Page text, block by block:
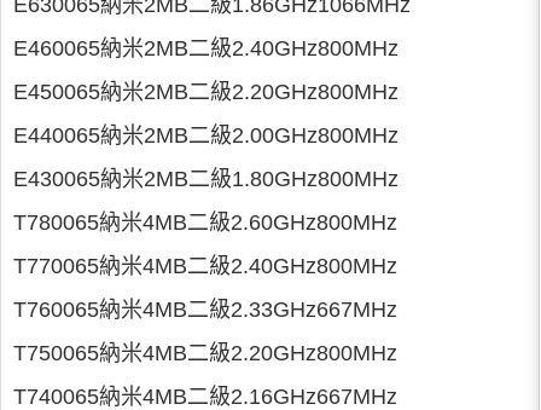
E630065納米2MB二級1.86GHz1066MHz
E460065納米2MB二級2.40GHz800MHz
E450065納米2MB二級2.20GHz800MHz
E440065納米2MB二級2.00GHz800MHz
E430065納米2MB二級1.80GHz800MHz
T780065納米4MB二級2.60GHz800MHz
T770065納米4MB二級2.40GHz800MHz
T760065納米4MB二級2.33GHz667MHz
T750065納米4MB二級2.20GHz800MHz
T740065納米4MB二級2.16GHz667MHz